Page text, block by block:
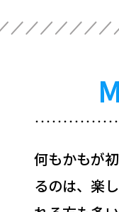
何もかもが
るのは、楽